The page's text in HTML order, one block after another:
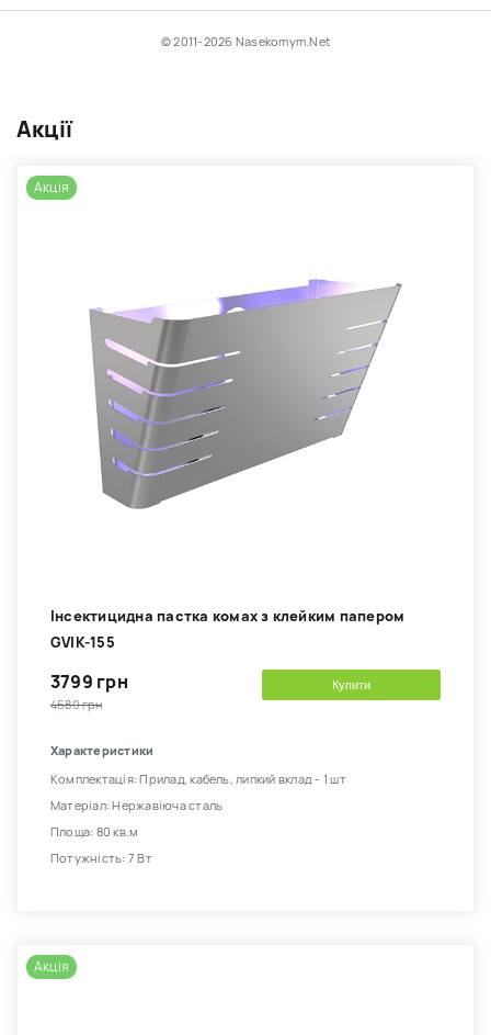
Акції
Акція
Інсектицидна пастка комах з клейким папером
GVIK-155
3799 грн
4680 грн
Купити
Характеристики
Комплектація: Прилад, кабель, липкий вклад - 1 шт
Матеріал: Нержавіюча сталь
Площа: 80 кв.м
Потужність: 7 Вт
Акція
© 2011-2026 Nasekomym.Net